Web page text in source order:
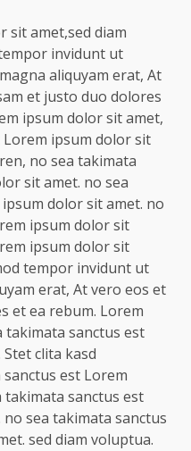
sit amet,sed diam
invidunt ut
aliquyam erat, At
et justo duo dolores
ipsum dolor sit amet,
ipsum dolor sit
no sea takimata
sit amet. no sea
dolor sit amet. no
ipsum dolor sit
ipsum dolor sit
tempor invidunt ut
erat, At vero eos et
et ea rebum. Lorem
takimata sanctus est
clita kasd
est Lorem
takimata sanctus est
sea takimata sanctus
sed diam voluptua.